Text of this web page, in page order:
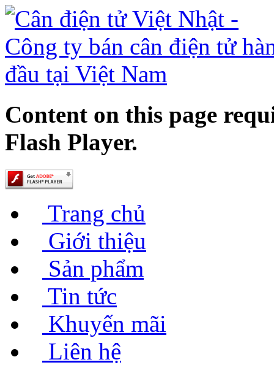
Content on this page
Flash Player.
Trang chủ
Giới thiệu
Sản phẩm
Tin tức
Khuyến mãi
Liên hệ